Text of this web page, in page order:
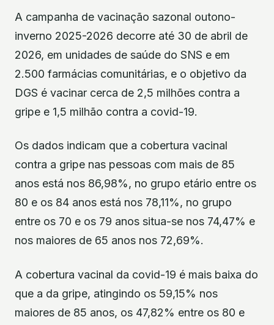
A campanha de vacinação sazonal outono-
inverno 2025-2026 decorre até 30 de abril de
2026, em unidades de saúde do SNS e em
2.500 farmácias comunitárias, e o objetivo da
DGS é vacinar cerca de 2,5 milhões contra a
gripe e 1,5 milhão contra a covid-19.
Os dados indicam que a cobertura vacinal
contra a gripe nas pessoas com mais de 85
anos está nos 86,98%, no grupo etário entre os
80 e os 84 anos está nos 78,11%, no grupo
entre os 70 e os 79 anos situa-se nos 74,47% e
nos maiores de 65 anos nos 72,69%.
A cobertura vacinal da covid-19 é mais baixa do
que a da gripe, atingindo os 59,15% nos
maiores de 85 anos, os 47,82% entre os 80 e